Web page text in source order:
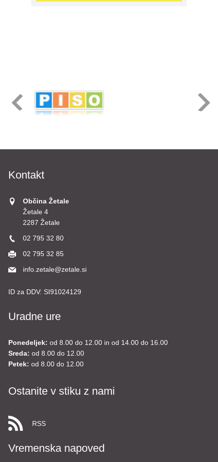
Kontakt
Občina Žetale
Žetale 4
2287 Žetale
02 795 32 80
02 795 32 85
info.zetale@zetale.si
ID za DDV: SI91024129
Uradne ure
Ponedeljek: od 8.00 do 12.00 in od 14.00 do 16.00
Sreda: od 8.00 do 12.00
Petek: od 8.00 do 12.00
Ostanite v stiku z nami
RSS
Vremenska napoved